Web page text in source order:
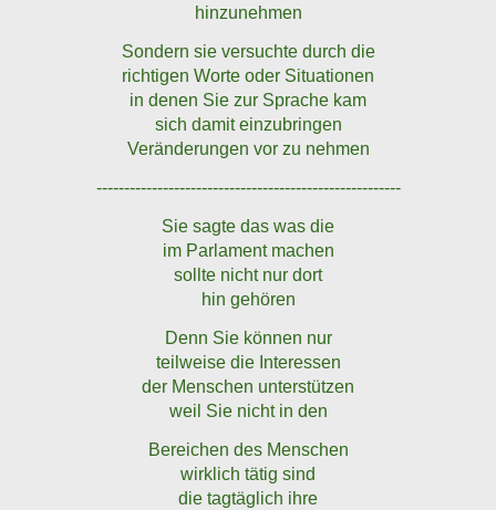
hinzunehmen
Sondern sie versuchte durch die
richtigen Worte oder Situationen
in denen Sie zur Sprache kam
sich damit einzubringen
Veränderungen vor zu nehmen
-------------------------------------------------------
Sie sagte das was die
im Parlament machen
sollte nicht nur dort
hin gehören
Denn Sie können nur
teilweise die Interessen
der Menschen unterstützen
weil Sie nicht in den
Bereichen des Menschen
wirklich tätig sind
die tagtäglich ihre